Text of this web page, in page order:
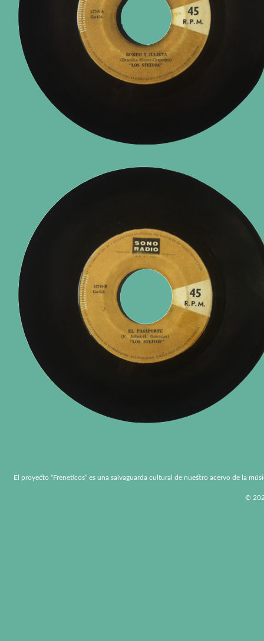
El proyecto “Freneticos” es una salvaguarda cultural de nuestro acervo de la
©